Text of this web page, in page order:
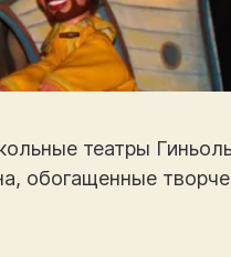
театры
обогащенные